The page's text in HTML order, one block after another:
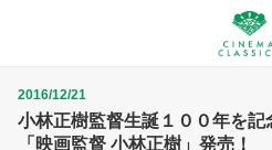
小林正樹監督生誕１００年を
「映画監督 小林正樹」発売！
2016/12/21